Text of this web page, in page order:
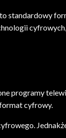
standardowy
programy
cyfrowy.